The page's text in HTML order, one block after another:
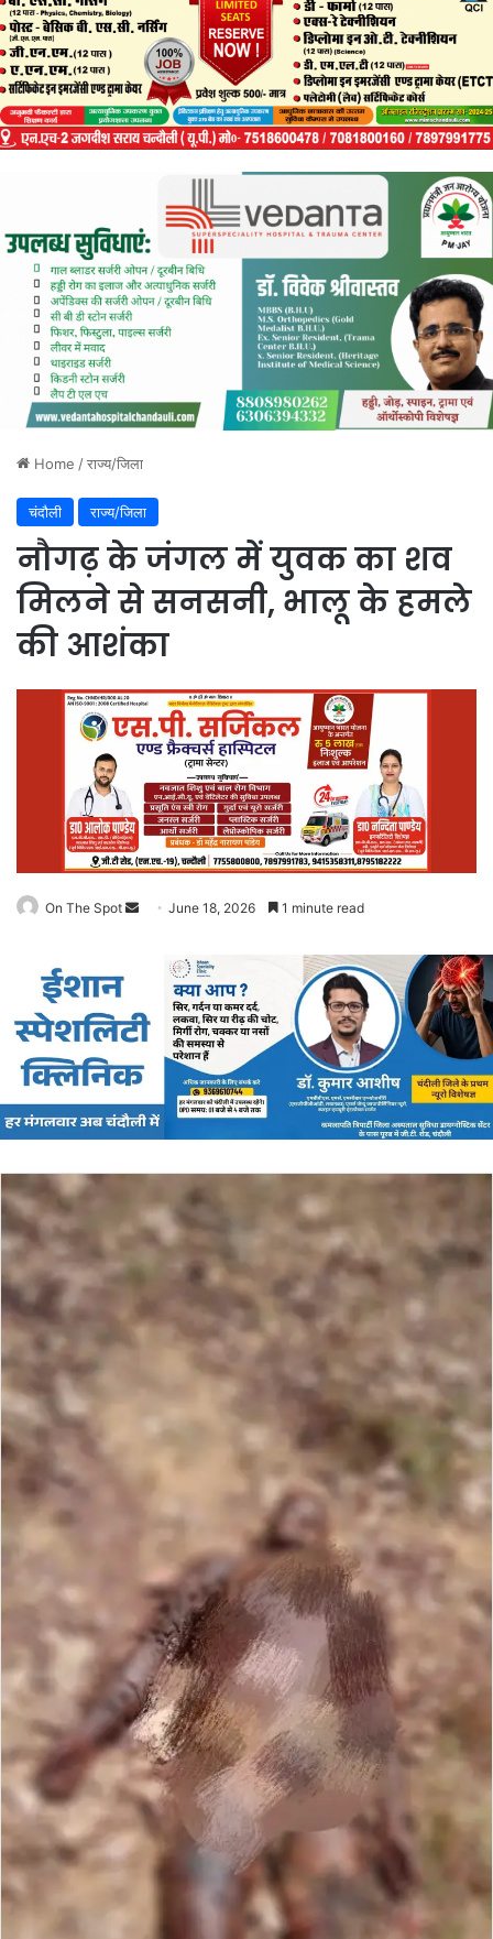
Home /राज्य/जिला
चंदौली राज्य/जिला
नौगढ़ के जंगल में युवक का शव
मिलने से सनसनी, भालू के हमले
की आशंका
On The Spot
Send
email
June 18, 2026 1 minute read